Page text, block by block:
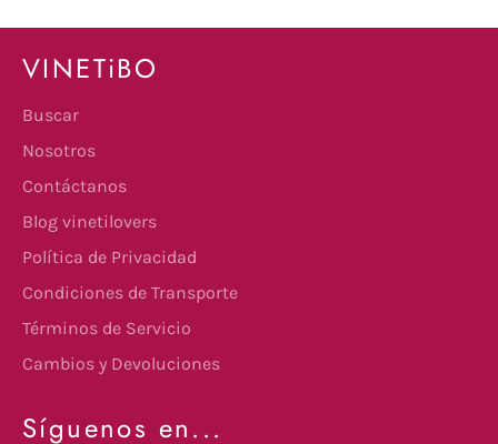
VINETiBO
Buscar
Nosotros
Contáctanos
Blog vinetilovers
Política de Privacidad
Condiciones de Transporte
Términos de Servicio
Cambios y Devoluciones
Síguenos en...